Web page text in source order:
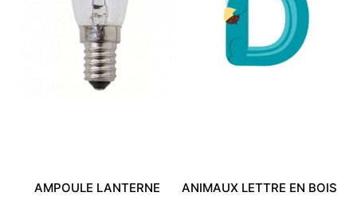
AMPOULE LANTERNE ANIMAUX LETTRE EN BOIS